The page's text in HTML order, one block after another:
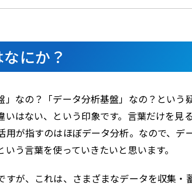
にか？
」なの？「データ分析基盤」なの？とい
はない、という印象です。言葉だけを見
用が指すのはほぼデータ分析。なので、
う言葉を使っていきたいと思います。
すが、これは、さまざまなデータを収集